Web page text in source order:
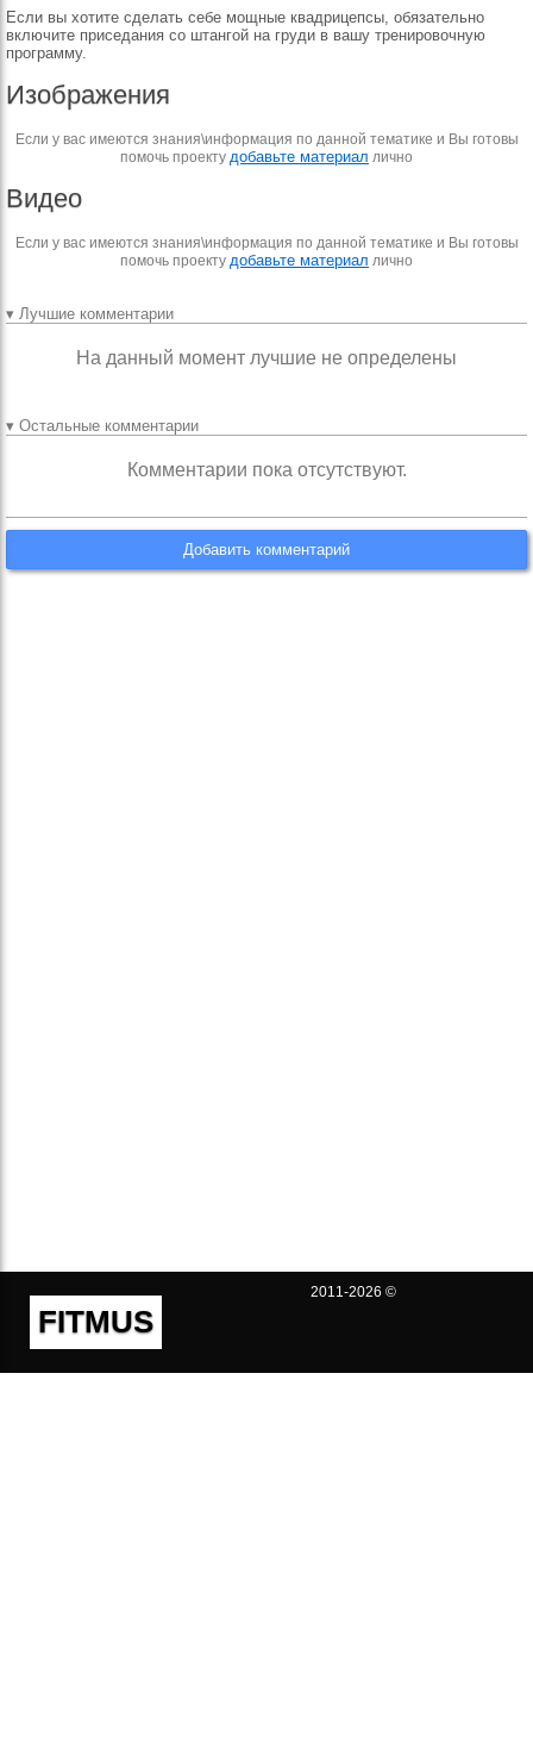
Если вы хотите сделать себе мощные квадрицепсы, обязательно
включите приседания со штангой на груди в вашу тренировочную
программу.
Изображения
Если у вас имеются знания\информация по данной тематике и Вы готовы
помочь проекту добавьте материал лично
Видео
Если у вас имеются знания\информация по данной тематике и Вы готовы
помочь проекту добавьте материал лично
▾ Лучшие комментарии
На данный момент лучшие не определены
▾ Остальные комментарии
Комментарии пока отсутствуют.
Добавить комментарий
FITMUS
2011-2026 ©